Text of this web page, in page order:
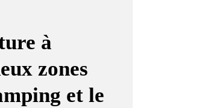
à
zones
et le